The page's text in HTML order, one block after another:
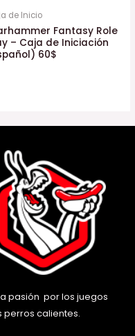
de Inicio
Fantasy Role
– Caja de Iniciación
60$
pasión por los juegos
perros calientes.